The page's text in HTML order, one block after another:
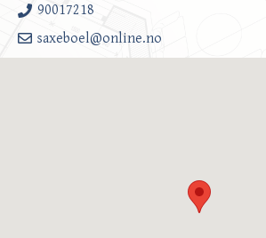
90017218
saxeboel@online.no